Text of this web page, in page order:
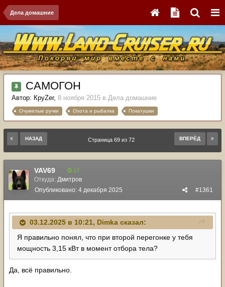
Дела домашние
САМОГОН
Автор: КруZer, 8 ноября 2015 в Дела домашние
Очумелые ручки Охота и рыбалка Покатушки
НАЗАД ВПЕРЁД
Страница 69 из 72
VAV69 17
Откуда: Дмитров
#1361
Опубликовано: 4 декабря 2025
03.12.2025 в 10:21, Dimka сказал:
Я правильно понял, что при второй перегонке у тебя
мощность 3,15 кВт в момент отбора тела?
Да, всё правильно.